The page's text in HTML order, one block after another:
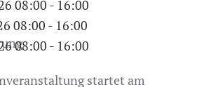
08:00 - 16:00
08:00 - 16:00
08:00 - 16:00
startet am